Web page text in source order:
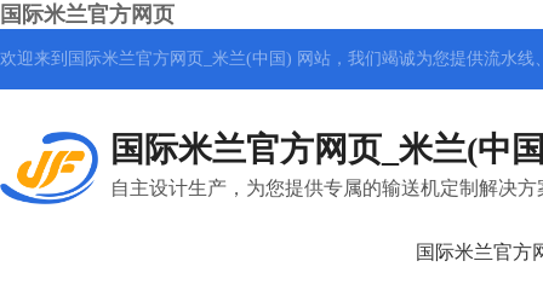
国际米兰官方网页
欢迎来到国际米兰官方网页_米兰(中国) 网站，我们竭诚为您提供流水线
国际米兰官方网页_米兰(中
自主设计生产，为您提供专属的输送机定制解决方
国际米兰官方